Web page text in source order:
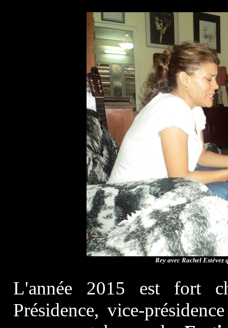
Rey avec Rachel
L'année 2015 est fort
Présidence, vice-